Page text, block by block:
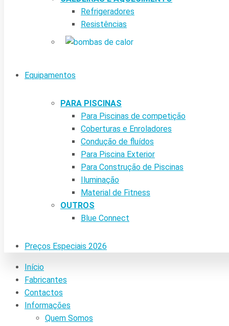
Refrigeradores
Resistências
Equipamentos
PARA PISCINAS
Para Piscinas de competição
Coberturas e Enroladores
Condução de fluídos
Para Piscina Exterior
Para Construção de Piscinas
Iluminação
Material de Fitness
OUTROS
Blue Connect
Preços Especiais 2026
Início
Fabricantes
Contactos
Informações
Quem Somos